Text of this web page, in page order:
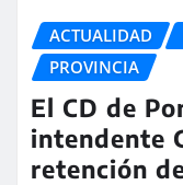
ACTUALIDAD
PROVINCIA
El CD de
intendente
retención